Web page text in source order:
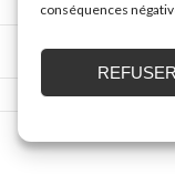
conséquences
REFUSER